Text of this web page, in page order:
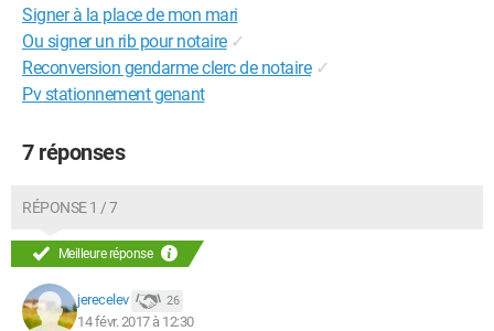
Signer à la place de mon mari
Ou signer un rib pour notaire ✓
Reconversion gendarme clerc de notaire ✓
Pv stationnement genant
7 réponses
RÉPONSE 1 / 7
Meilleure réponse
jerecelev 26
14 févr. 2017 à 12:30